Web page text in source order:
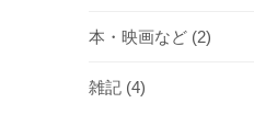
本・映画など (2)
雑記 (4)